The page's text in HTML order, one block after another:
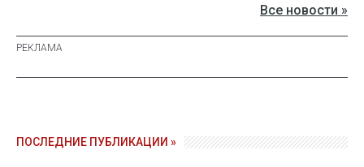
Все новости »
ПОСЛЕДНИЕ ПУБЛИКАЦИИ »